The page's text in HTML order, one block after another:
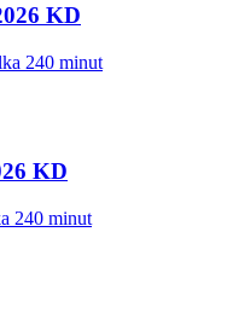
KD
240 minut
KD
240 minut